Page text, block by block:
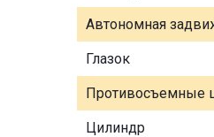
Автономная
Глазок
Противосъемные
Цилиндр